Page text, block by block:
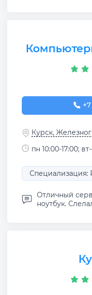
+7
Курск,
пн 10:00-17:00;
Специализация:
Отличный
ноутбук.